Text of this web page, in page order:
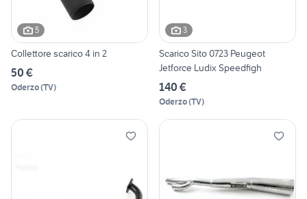
5
Collettore scarico 4 in 2
50 €
Oderzo(TV)
3
Scarico Sito 0723 Peugeot
Jetforce Ludix Speedfigh
140 €
Oderzo(TV)